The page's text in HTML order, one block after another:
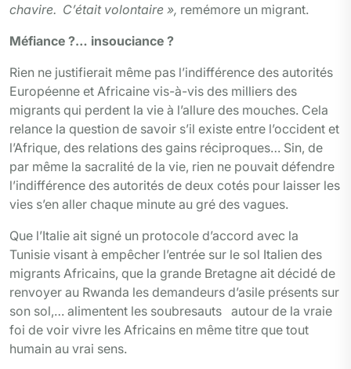
chavire. C’était volontaire », remémore un migrant.
Méfiance ?… insouciance ?
Rien ne justifierait même pas l’indifférence des autorités
Européenne et Africaine vis-à-vis des milliers des
migrants qui perdent la vie à l’allure des mouches. Cela
relance la question de savoir s’il existe entre l’occident et
l’Afrique, des relations des gains réciproques… Sin, de
par même la sacralité de la vie, rien ne pouvait défendre
l’indifférence des autorités de deux cotés pour laisser les
vies s’en aller chaque minute au gré des vagues.
Que l’Italie ait signé un protocole d’accord avec la
Tunisie visant à empêcher l’entrée sur le sol Italien des
migrants Africains, que la grande Bretagne ait décidé de
renvoyer au Rwanda les demandeurs d’asile présents sur
son sol,… alimentent les soubresauts autour de la vraie
foi de voir vivre les Africains en même titre que tout
humain au vrai sens.